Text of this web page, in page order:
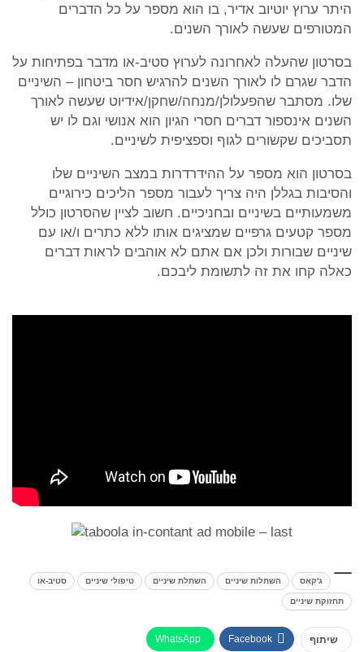
היתר ערוץ יוטיוב אדיר, בו הוא מספר על כל הדברים
המטורפים שעשה לאורך השנים.
בסרטון שהעלה לאחרונה לערוץ סטיב-או מדבר בפתיחות על
הדבר שגרם לו לאורך השנים להרגיש חסר ביטחון – השיניים
שלו. מסתבר שהפעלולן/מנחה/שחקן/אידיוט שעשה לאורך
השנים אינספור דברים חסרי הגיון הוא אנושי וגם לו יש
תסביכים שקשורים לגוף וספציפית לשיניים.
בסרטון הוא מספר על ההידרדרות במצב השיניים שלו
והסיבות בגללן היה צריך לעבור מספר הליכים כירוגיים
משמעותיים בשיניים ובחניכיים. חשוב לציין שהסרטון כולל
מספר קטעים גרפיים שמציגים אותו ללא כתרים ו/או עם
שיניים שבורות ולכן אם אתם לא אוהבים לראות דברים
כאלה קחו את זה לתשומת ליבכם.
ג'קאס השתלות שיניים השתלת שיניים טיפולי שיניים סטיב-או
תחזוקת שיניים
שיתוף Facebook
WhatsApp